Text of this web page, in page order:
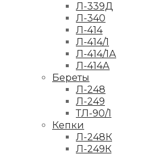
Л-339Д
Л-340
Л-414
Л-414/1
Л-414/1А
Л-414А
Береты
Л-248
Л-249
ТЛ-90/1
Кепки
Л-248К
Л-249К